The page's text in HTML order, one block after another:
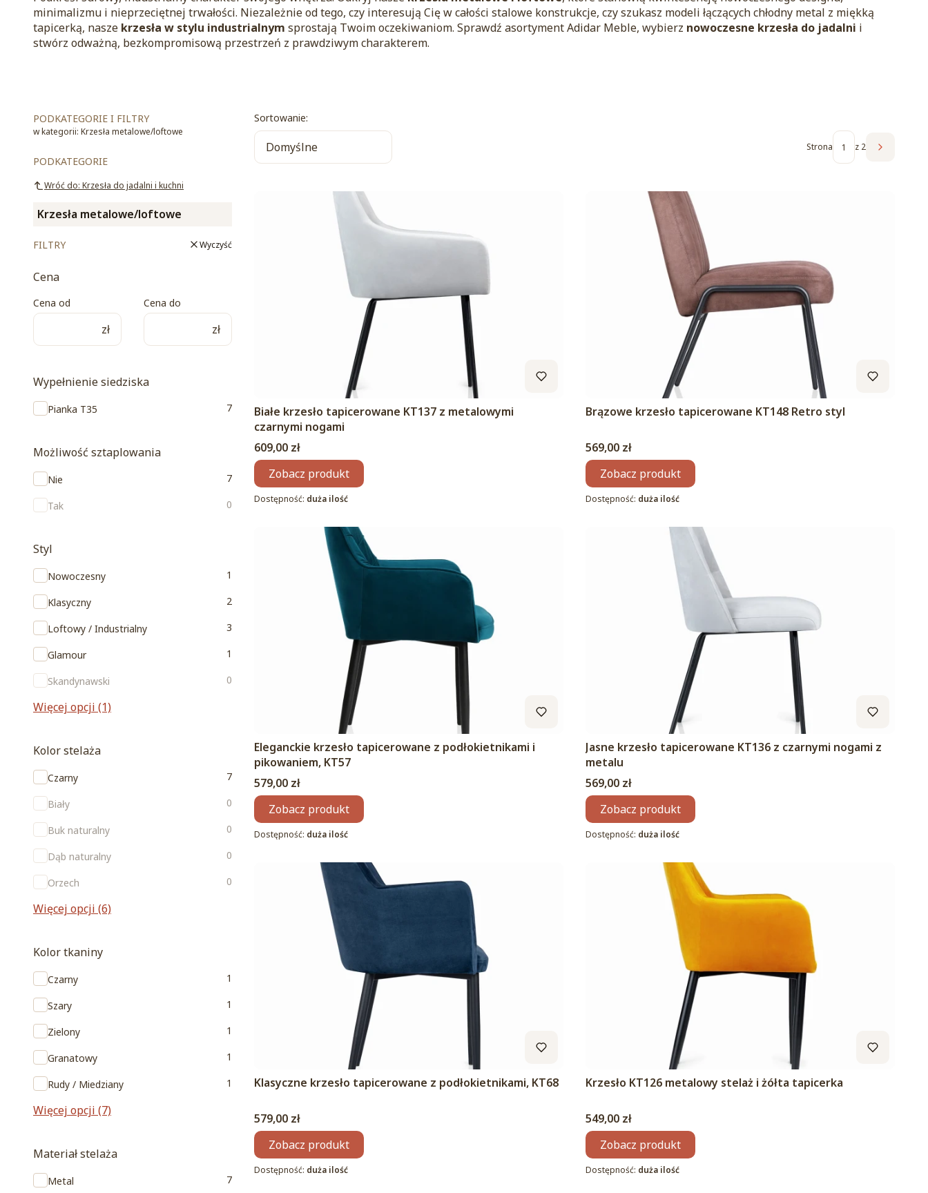
minimalizmu i nieprzeciętnej trwałości. Niezależnie od tego, czy interesują Cię w całości stalowe konstrukcje, czy szukasz modeli łączących chłodny metal z miękką
tapicerką, nasze krzesła w stylu industrialnym sprostają Twoim oczekiwaniom. Sprawdź asortyment Adidar Meble, wybierz nowoczesne krzesła do jadalni i
stwórz odważną, bezkompromisową przestrzeń z prawdziwym charakterem.
PODKATEGORIE I FILTRY
w kategorii: Krzesła metalowe/loftowe
PODKATEGORIE
Wróć do: Krzesła do jadalni i kuchni
Krzesła metalowe/loftowe
FILTRY Wyczyść
Cena
Cena od
zł
Cena do
zł
Wypełnienie siedziska
Wypełnienie siedziska
Pianka T35 7
Możliwość sztaplowania
Możliwość sztaplowania
Nie 7
Tak 0
Styl
StylNowoczesny 1
Klasyczny 2
Loftowy / Industrialny 3
Glamour 1
Skandynawski 0
Więcej opcji (1)
Kolor stelaża
Kolor stelaża
Czarny 7
Biały 0
Buk naturalny 0
Dąb naturalny 0
Orzech 0
Więcej opcji (6)
Kolor tkaniny
Kolor tkaniny
Czarny 1
Szary 1
Zielony 1
Granatowy 1
Rudy / Miedziany 1
Więcej opcji (7)
Materiał stelaża
Materiał stelaża
Metal 7
Lista produktów
Sortowanie:
Domyślne Strona z 2 Następne
Białe krzesło tapicerowane KT137 z metalowymi
czarnymi nogami
Cena
609,00 zł
Zobacz produkt
Dostępność: duża ilość
Brązowe krzesło tapicerowane KT148 Retro styl
Cena
569,00 zł
Zobacz produkt
Dostępność: duża ilość
Eleganckie krzesło tapicerowane z podłokietnikami i
pikowaniem, KT57
Cena
579,00 zł
Zobacz produkt
Dostępność: duża ilość
Jasne krzesło tapicerowane KT136 z czarnymi nogami z
metalu
Cena
569,00 zł
Zobacz produkt
Dostępność: duża ilość
Klasyczne krzesło tapicerowane z podłokietnikami, KT68
Cena
579,00 zł
Zobacz produkt
Dostępność: duża ilość
Krzesło KT126 metalowy stelaż i żółta tapicerka
Cena
549,00 zł
Zobacz produkt
Dostępność: duża ilość